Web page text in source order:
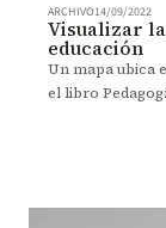
ARCHIVO14/09/2022
Visualizar
educación
Un mapa ubica
el libro